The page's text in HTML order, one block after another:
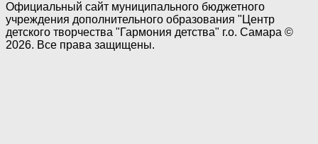
Официальный сайт муниципального бюджетного
учреждения дополнительного образования "Центр
детского творчества "Гармония детства" г.о. Самара ©
2026. Все права защищены.